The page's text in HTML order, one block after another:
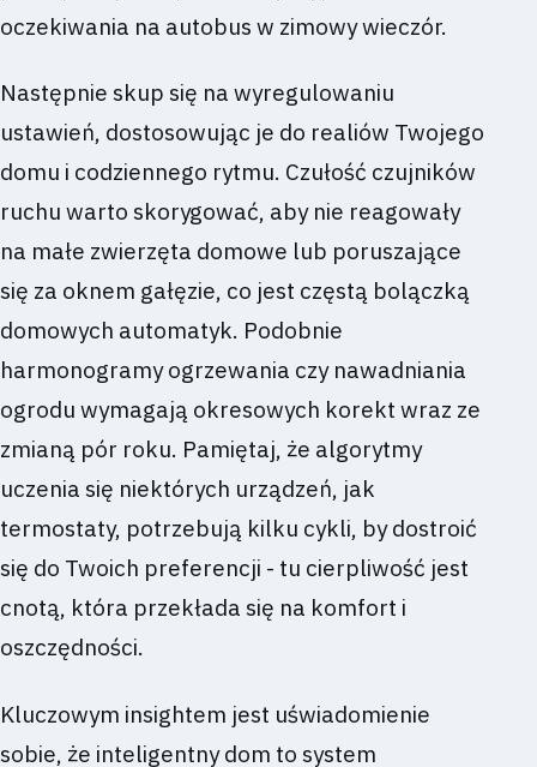
oczekiwania na autobus w zimowy wieczór.
Następnie skup się na wyregulowaniu
ustawień, dostosowując je do realiów Twojego
domu i codziennego rytmu. Czułość czujników
ruchu warto skorygować, aby nie reagowały
na małe zwierzęta domowe lub poruszające
się za oknem gałęzie, co jest częstą bolączką
domowych automatyk. Podobnie
harmonogramy ogrzewania czy nawadniania
ogrodu wymagają okresowych korekt wraz ze
zmianą pór roku. Pamiętaj, że algorytmy
uczenia się niektórych urządzeń, jak
termostaty, potrzebują kilku cykli, by dostroić
się do Twoich preferencji - tu cierpliwość jest
cnotą, która przekłada się na komfort i
oszczędności.
Kluczowym insightem jest uświadomienie
sobie, że inteligentny dom to system